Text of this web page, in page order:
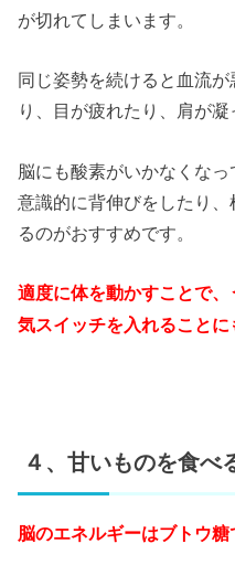
が切れてしまいます。
同じ姿勢を続けると血流
り、目が疲れたり、肩が凝
脳にも酸素がいかなくなっ
意識的に背伸びをしたり
るのがおすすめです。
適度に体を動かすことで
気スイッチを入れることに
４、甘いものを食べ
脳のエネルギーはブトウ糖